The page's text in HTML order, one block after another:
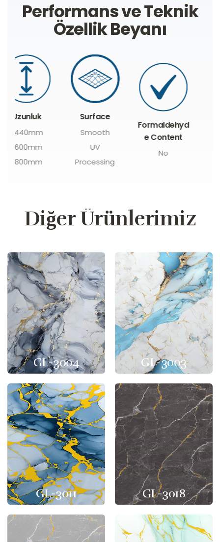
Performans ve Teknik
Özellik Beyanı
Surface
Smooth
UV
Processing
e Content
Ağır Metal
İçeriği
Diğer Ürünlerimiz
GL-3004 GL-3003
GL-3011 GL-3018